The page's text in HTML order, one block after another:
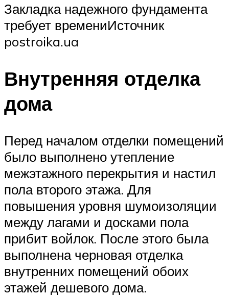
Закладка надежного фундамента
требует времениИсточник
postroika.ua
Внутренняя отделка
дома
Перед началом отделки помещений
было выполнено утепление
межэтажного перекрытия и настил
пола второго этажа. Для
повышения уровня шумоизоляции
между лагами и досками пола
прибит войлок. После этого была
выполнена черновая отделка
внутренних помещений обоих
этажей дешевого дома.